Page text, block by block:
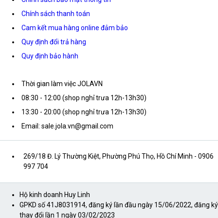
Chính sách thanh toán
Cam kết mua hàng online đảm bảo
Quy định đổi trả hàng
Quy định bảo hành
Thời gian làm việc JOLAVN
08:30 - 12:00 (shop nghỉ trưa 12h-13h30)
13:30 - 20:00 (shop nghỉ trưa 12h-13h30)
Email: sale.jola.vn@gmail.com
269/18 Đ. Lý Thường Kiệt, Phường Phú Thọ, Hồ Chí Minh - 0906
997 704
Hộ kinh doanh Huy Linh
GPKD số 41J8031914, đăng ký lần đầu ngày 15/06/2022, đăng ký
thay đổi lần 1 ngày 03/02/2023